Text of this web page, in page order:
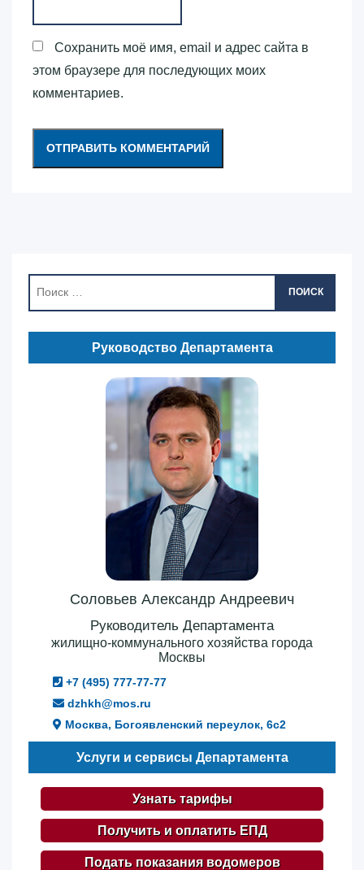
Сохранить моё имя, email и адрес сайта в
этом браузере для последующих моих
комментариев.
ПОИСК
Руководство Департамента
Соловьев Александр Андреевич
Руководитель Департамента
жилищно-коммунального хозяйства города
Москвы
+7 (495) 777-77-77
dzhkh@mos.ru
Москва, Богоявленский переулок, 6с2
Услуги и сервисы Департамента
Узнать тарифы
Получить и оплатить ЕПД
Подать показания водомеров